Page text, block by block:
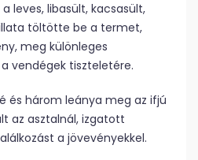
leves, libasült, kacsasült,
töltötte be a termet,
meg különleges
vendégek tiszteletére.
és három leánya meg az ifjú
az asztalnál, izgatott
a jövevényekkel.